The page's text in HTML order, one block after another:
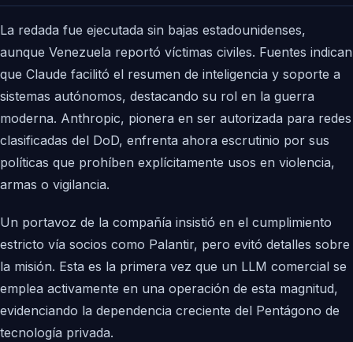
La redada fue ejecutada sin bajas estadounidenses,
aunque Venezuela reportó víctimas civiles. Fuentes indican
que Claude facilitó el resumen de inteligencia y soporte a
sistemas autónomos, destacando su rol en la guerra
moderna. Anthropic, pionera en ser autorizada para redes
clasificadas del DoD, enfrenta ahora escrutinio por sus
políticas que prohíben explícitamente usos en violencia,
armas o vigilancia.
Un portavoz de la compañía insistió en el cumplimiento
estricto vía socios como Palantir, pero evitó detalles sobre
la misión. Esta es la primera vez que un LLM comercial se
emplea activamente en una operación de esta magnitud,
evidenciando la dependencia creciente del Pentágono de
tecnología privada.